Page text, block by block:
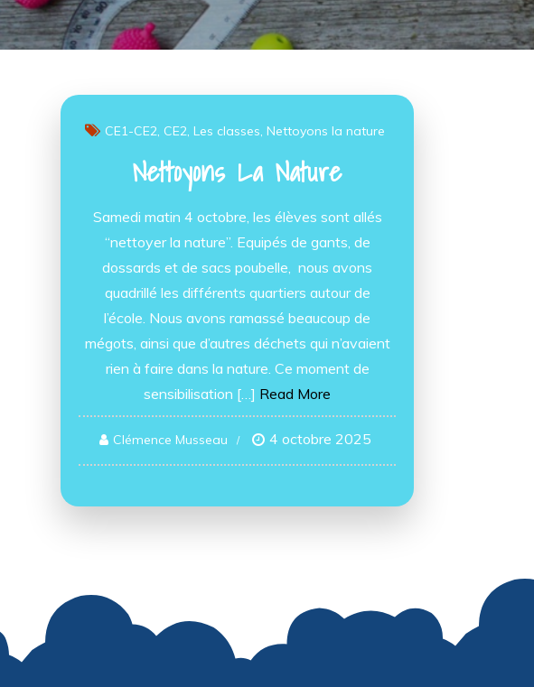
CE1-CE2 CE2 Les classes Nettoyons la nature
Nettoyons La Nature
Samedi matin 4 octobre, les élèves sont allés
“nettoyer la nature”. Equipés de gants, de
dossards et de sacs poubelle, nous avons
quadrillé les différents quartiers autour de
l’école. Nous avons ramassé beaucoup de
mégots, ainsi que d’autres déchets qui n’avaient
rien à faire dans la nature. Ce moment de
sensibilisation […] Read More
Clémence Musseau 4 octobre 2025